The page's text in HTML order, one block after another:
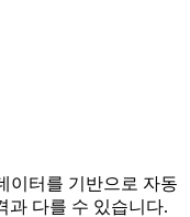
이터를 기반으로 자동
과 다를 수 있습니다.